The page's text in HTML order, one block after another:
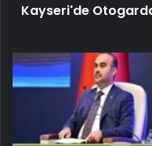
Kayseri'de